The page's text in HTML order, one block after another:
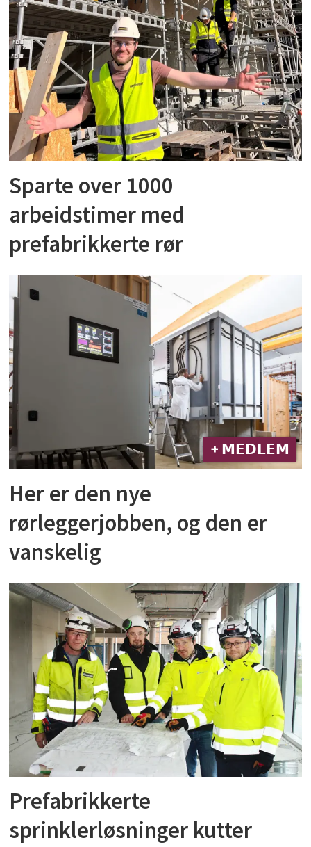
Sparte over 1000
arbeidstimer med
prefabrikkerte rør
+ 𝗠𝗘𝗗𝗟𝗘𝗠
Her er den nye
rørleggerjobben, og den er
vanskelig
Prefabrikkerte
sprinklerløsninger kutter